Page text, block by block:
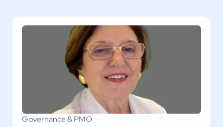
Governance & PMO